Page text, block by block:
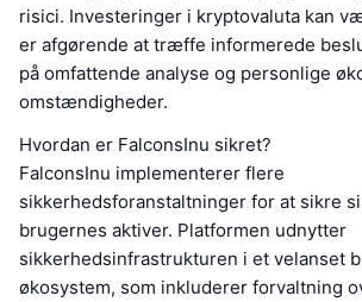
risici. Investeringer i kryptovaluta kan
er afgørende at træffe informerede
på omfattende analyse og personlige
omstændigheder.
Hvordan er FalconsInu sikret?
FalconsInu implementerer flere
sikkerhedsforanstaltninger for at sikre
brugernes aktiver. Platformen udnytter
sikkerhedsinfrastrukturen i et velanset
økosystem, som inkluderer forvaltning